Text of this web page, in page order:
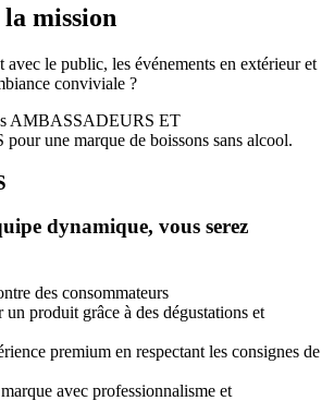
mission
avec le public, les événements en extérieur et
conviviale ?
AMBASSADEURS ET
une marque de boissons sans alcool.
dynamique, vous serez
des consommateurs
produit grâce à des dégustations et
premium en respectant les consignes de
avec professionnalisme et